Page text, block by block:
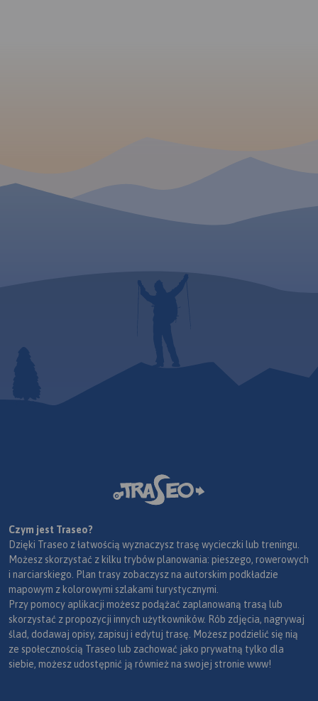
Czym jest Traseo?
Dzięki Traseo z łatwością wyznaczysz trasę wycieczki lub treningu.
Możesz skorzystać z kilku trybów planowania: pieszego, rowerowych
i narciarskiego. Plan trasy zobaczysz na autorskim podkładzie
mapowym z kolorowymi szlakami turystycznymi.
Przy pomocy aplikacji możesz podążać zaplanowaną trasą lub
skorzystać z propozycji innych użytkowników. Rób zdjęcia, nagrywaj
ślad, dodawaj opisy, zapisuj i edytuj trasę. Możesz podzielić się nią
ze społecznością Traseo lub zachować jako prywatną tylko dla
siebie, możesz udostępnić ją również na swojej stronie www!